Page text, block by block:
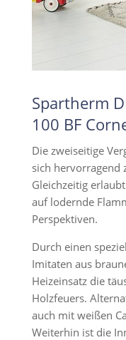
Spartherm
100 BF
Die zweiseitige
sich hervorragend
Gleichzeitig
auf lodernde
Perspektiven.
Durch einen
Imitaten aus
Heizeinsatz die
Holzfeuers.
auch mit weißen
Weiterhin ist die